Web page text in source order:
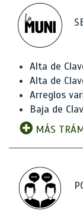
Alta de
Alta de
Arreglos
Baja de
MÁS